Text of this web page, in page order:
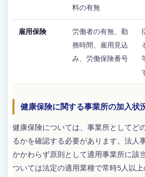
料の有無
雇用保険
労働者の有無、勤
務時間、雇用見込
み、労働保険番号
健康保険に関する事業所の加入状
健康保険については、事業所としてど
るかを確認する必要があります。法人
かかわらず原則として適用事業所に該
ついては法定の適用業種で常時5人以